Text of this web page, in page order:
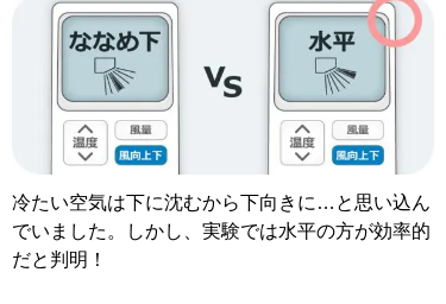
冷たい空気は下に沈むから下向きに…と思い込ん
でいました。しかし、実験では水平の方が効率的
だと判明！